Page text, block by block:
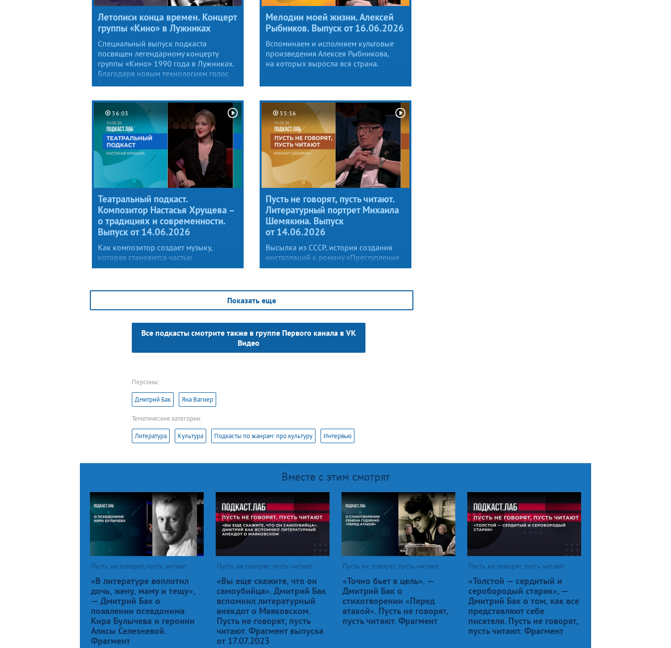
Летописи конца времен. Концерт
группы «Кино» в Лужниках
Специальный выпуск подкаста
посвящен легендарному концерту
группы «Кино» 1990 года в Лужниках.
Благодаря новым технологиям голос
музыкантом Сергеем Галаниным
говорим о бессмертной любви
слушателей «Кино» всех поколений
и вспоминаем концерт, вошедший
в историю.
Мелодии моей жизни. Алексей
Рыбников. Выпуск от 16.06.2026
Вспоминаем и исполняем культовые
произведения Алексея Рыбникова,
на которых выросла вся страна.
36:03
Театральный подкаст.
Композитор Настасья Хрущева –
о традициях и современности.
Выпуск от 14.06.2026
Как композитор создает музыку,
которая становится частью
театрального действа? В этом выпуске
философия метамодерна влияет на ее
проектах и том, как музыка помогает
рассказывать истории.
35:56
Пусть не говорят, пусть читают.
Литературный портрет Михаила
Шемякина. Выпуск
от 14.06.2026
Высылка из СССР, история создания
инсталляций к роману «Преступление
и наказание», непростые
расскажет Дмитрию Баку художник
и скульптор Михаил Шемякин.
Показать еще
Все подкасты смотрите также в группе Первого канала в VK
Видео
Персоны:
Дмитрий Бак Яна Вагнер
Тематические категории:
Литература Культура Подкасты по жанрам: про культуру Интервью
Вместе с этим смотрят
Пусть не говорят, пусть читают
«В литературе воплотил
дочь, жену, маму и тещу»,
— Дмитрий Бак о
появлении псевдонима
Кира Булычева и героини
Алисы Селезневой.
Фрагмент
Пусть не говорят, пусть читают
«Вы еще скажите, что он
самоубийца». Дмитрий Бак
вспомнил литературный
анекдот о Маяковском.
Пусть не говорят, пусть
читают. Фрагмент выпуска
от 17.07.2023
Пусть не говорят, пусть читают
«Точно бьет в цель», —
Дмитрий Бак о
стихотворении «Перед
атакой». Пусть не говорят,
пусть читают. Фрагмент
Пусть не говорят, пусть читают
«Толстой — сердитый и
серобородый старик», —
Дмитрий Бак о том, как все
представляют себе
писателя. Пусть не говорят,
пусть читают. Фрагмент